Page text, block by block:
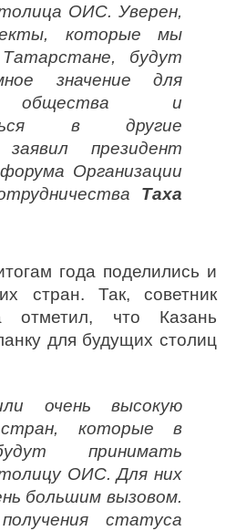
ОИС. Уверен,
которые мы
будут
значение для
общества и
в другие
президент
Организации
Таха
года поделились и
стран. Так, советник
отметил, что Казань
для будущих столиц
очень высокую
которые в
принимать
ОИС. Для них
большим вызовом.
статуса